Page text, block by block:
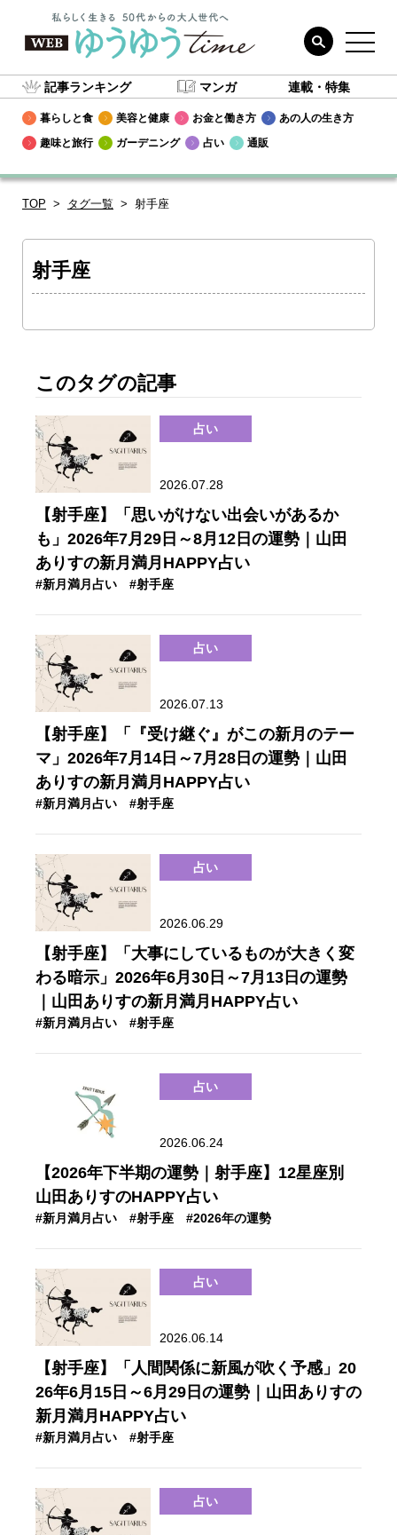
記事ランキング マンガ 連載・特集
暮らしと食 美容と健康 お金と働き方
あの人の生き方
趣味と旅行
ガーデニング 占い 通販
TOP タグ一覧 射手座
射手座
このタグの記事
占い
2026.07.28
【射手座】「思いがけない出会いがあるか
も」2026年7月29日～8月12日の運勢｜山田
ありすの新月満月HAPPY占い
#新月満月占い #射手座
占い
2026.07.13
【射手座】「『受け継ぐ』がこの新月のテー
マ」2026年7月14日～7月28日の運勢｜山田
ありすの新月満月HAPPY占い
#新月満月占い #射手座
占い
2026.06.29
【射手座】「大事にしているものが大きく変
わる暗示」2026年6月30日～7月13日の運勢
｜山田ありすの新月満月HAPPY占い
#新月満月占い #射手座
占い
2026.06.24
【2026年下半期の運勢｜射手座】12星座別
山田ありすのHAPPY占い
#新月満月占い #射手座 #2026年の運勢
占い
2026.06.14
【射手座】「人間関係に新風が吹く予感」20
26年6月15日～6月29日の運勢｜山田ありすの
新月満月HAPPY占い
#新月満月占い #射手座
占い